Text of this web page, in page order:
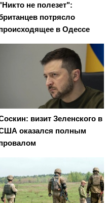
не полезет":
потрясло
в Одессе
визит Зеленского в
оказался полным